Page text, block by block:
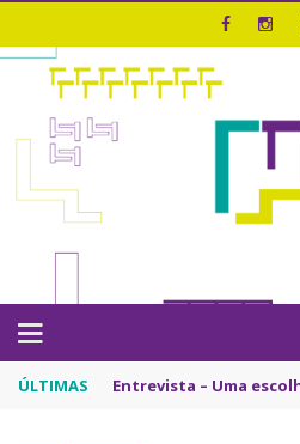
ÚLTIMAS Entrevista – Uma